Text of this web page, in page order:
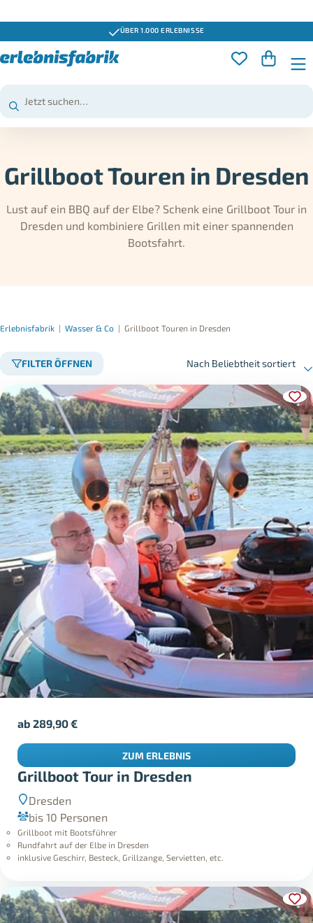
ÜBER 1.000 ERLEBNISSE
Grillboot Touren in Dresden
Lust auf ein BBQ auf der Elbe? Schenk eine Grillboot Tour in
Dresden und kombiniere Grillen mit einer spannenden
Bootsfahrt.
Erlebnisfabrik | Wasser & Co | Grillboot Touren in Dresden
FILTER ÖFFNEN Nach Beliebtheit sortiert
Grillboot Tour in Dresden
Dresden
bis 10 Personen
Grillboot mit Bootsführer
Rundfahrt auf der Elbe in Dresden
inklusive Geschirr, Besteck, Grillzange, Servietten, etc.
ab289,90€
ZUM ERLEBNIS